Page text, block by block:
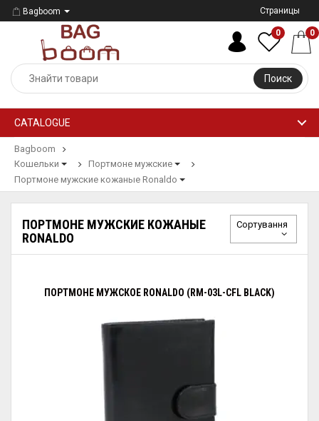
Bagboom Страницы
Поиск
0 0
CATALOGUE
Bagboom
Кошельки
Портмоне мужские
Портмоне мужские кожаные Ronaldo
ПОРТМОНЕ МУЖСКИЕ КОЖАНЫЕ
RONALDO
Сортування
ПОРТМОНЕ МУЖСКОЕ RONALDO (RM-03L-CFL BLACK)